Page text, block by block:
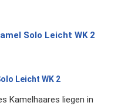
Leicht WK 2
Kamelhaares liegen in